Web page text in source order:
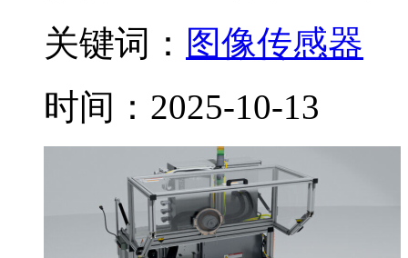
关键词： 图像传感器
时间：2025-10-13